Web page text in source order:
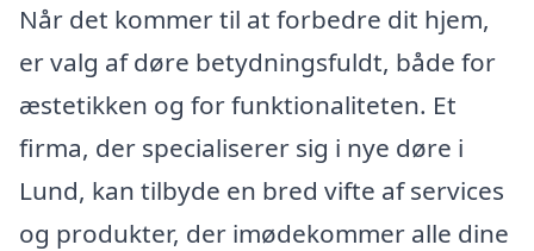
Når det kommer til at forbedre dit hjem,
er valg af døre betydningsfuldt, både for
æstetikken og for funktionaliteten. Et
firma, der specialiserer sig i nye døre i
Lund, kan tilbyde en bred vifte af services
og produkter, der imødekommer alle dine